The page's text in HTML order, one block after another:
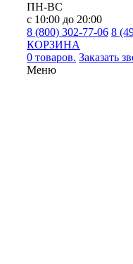
ПН-ВС
с 10:00 до 20:00
8 (800) 302-77-06 8
КОРЗИНА
0 товаров. Заказать
Меню